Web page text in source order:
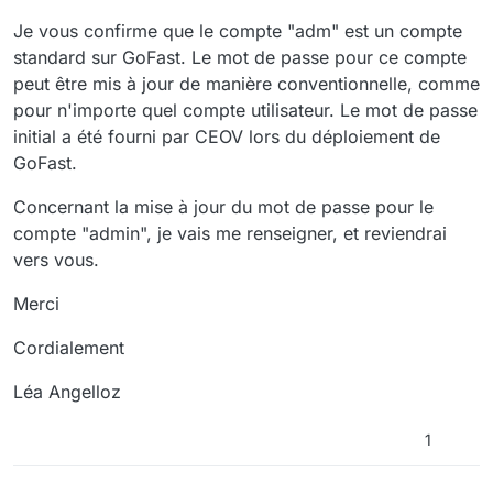
Technique (Adm).
Je vous confirme que le compte "adm" est un compte
standard sur GoFast. Le mot de passe pour ce compte
peut être mis à jour de manière conventionnelle, comme
pour n'importe quel compte utilisateur. Le mot de passe
initial a été fourni par CEOV lors du déploiement de
GoFast.
Concernant la mise à jour du mot de passe pour le
compte "admin", je vais me renseigner, et reviendrai
vers vous.
Merci
Cordialement
Léa Angelloz
1